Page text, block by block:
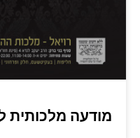
מודעה מלכותית